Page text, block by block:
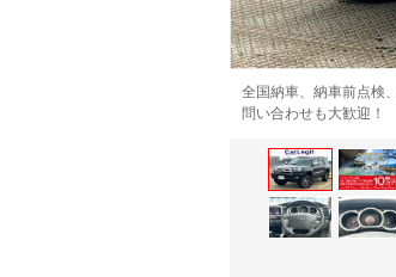
全国納車、納車前点検
問い合わせも大歓迎！